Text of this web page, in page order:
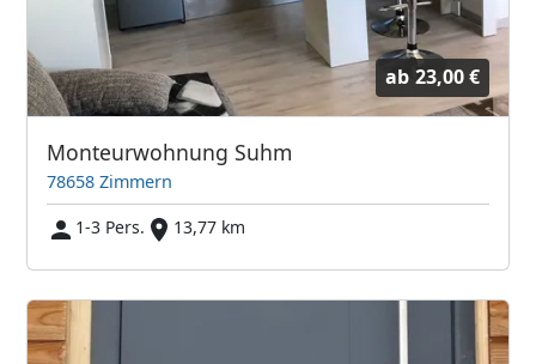
ab 23,00 €
Monteurwohnung Suhm
78658 Zimmern
1-3 Pers.
13,77 km